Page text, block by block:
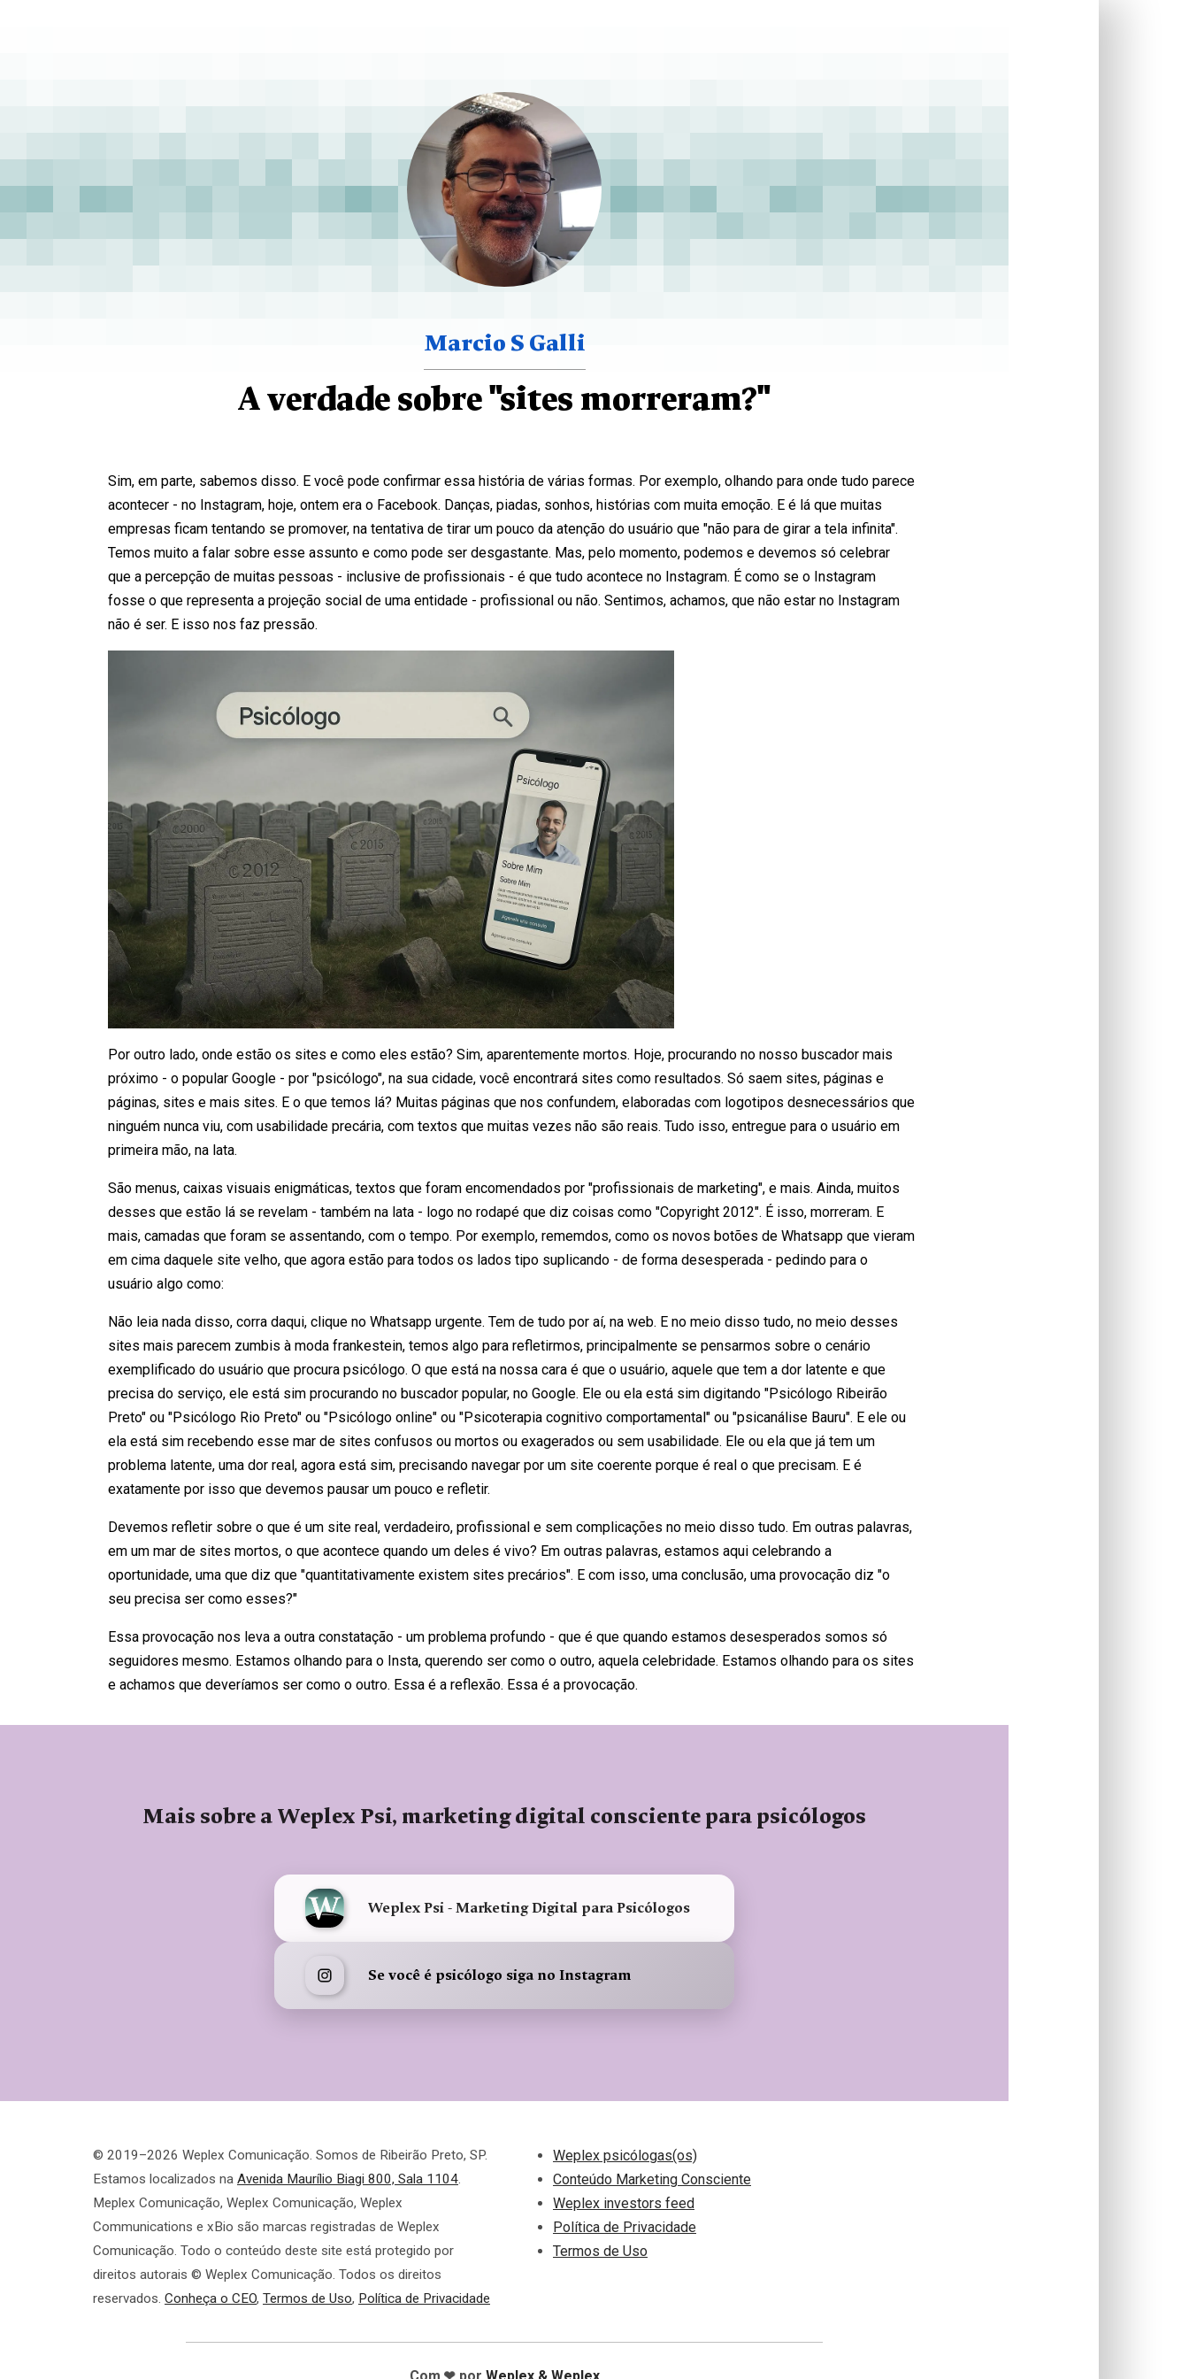
Marcio S Galli
A verdade sobre "sites morreram?"
Sim, em parte, sabemos disso. E você pode confirmar essa história de várias formas. Por exemplo, olhando para onde tudo parece
acontecer - no Instagram, hoje, ontem era o Facebook. Danças, piadas, sonhos, histórias com muita emoção. E é lá que muitas
empresas ficam tentando se promover, na tentativa de tirar um pouco da atenção do usuário que "não para de girar a tela infinita".
Temos muito a falar sobre esse assunto e como pode ser desgastante. Mas, pelo momento, podemos e devemos só celebrar
que a percepção de muitas pessoas - inclusive de profissionais - é que tudo acontece no Instagram. É como se o Instagram
fosse o que representa a projeção social de uma entidade - profissional ou não. Sentimos, achamos, que não estar no Instagram
não é ser. E isso nos faz pressão.
Por outro lado, onde estão os sites e como eles estão? Sim, aparentemente mortos. Hoje, procurando no nosso buscador mais
próximo - o popular Google - por "psicólogo", na sua cidade, você encontrará sites como resultados. Só saem sites, páginas e
páginas, sites e mais sites. E o que temos lá? Muitas páginas que nos confundem, elaboradas com logotipos desnecessários que
ninguém nunca viu, com usabilidade precária, com textos que muitas vezes não são reais. Tudo isso, entregue para o usuário em
primeira mão, na lata.
São menus, caixas visuais enigmáticas, textos que foram encomendados por "profissionais de marketing", e mais. Ainda, muitos
desses que estão lá se revelam - também na lata - logo no rodapé que diz coisas como "Copyright 2012". É isso, morreram. E
mais, camadas que foram se assentando, com o tempo. Por exemplo, rememdos, como os novos botões de Whatsapp que vieram
em cima daquele site velho, que agora estão para todos os lados tipo suplicando - de forma desesperada - pedindo para o
usuário algo como:
Não leia nada disso, corra daqui, clique no Whatsapp urgente. Tem de tudo por aí, na web. E no meio disso tudo, no meio desses
sites mais parecem zumbis à moda frankestein, temos algo para refletirmos, principalmente se pensarmos sobre o cenário
exemplificado do usuário que procura psicólogo. O que está na nossa cara é que o usuário, aquele que tem a dor latente e que
precisa do serviço, ele está sim procurando no buscador popular, no Google. Ele ou ela está sim digitando "Psicólogo Ribeirão
Preto" ou "Psicólogo Rio Preto" ou "Psicólogo online" ou "Psicoterapia cognitivo comportamental" ou "psicanálise Bauru". E ele ou
ela está sim recebendo esse mar de sites confusos ou mortos ou exagerados ou sem usabilidade. Ele ou ela que já tem um
problema latente, uma dor real, agora está sim, precisando navegar por um site coerente porque é real o que precisam. E é
exatamente por isso que devemos pausar um pouco e refletir.
Devemos refletir sobre o que é um site real, verdadeiro, profissional e sem complicações no meio disso tudo. Em outras palavras,
em um mar de sites mortos, o que acontece quando um deles é vivo? Em outras palavras, estamos aqui celebrando a
oportunidade, uma que diz que "quantitativamente existem sites precários". E com isso, uma conclusão, uma provocação diz "o
seu precisa ser como esses?"
Essa provocação nos leva a outra constatação - um problema profundo - que é que quando estamos desesperados somos só
seguidores mesmo. Estamos olhando para o Insta, querendo ser como o outro, aquela celebridade. Estamos olhando para os sites
e achamos que deveríamos ser como o outro. Essa é a reflexão. Essa é a provocação.
Mais sobre a Weplex Psi, marketing digital consciente para psicólogos
Weplex Psi - Marketing Digital para Psicólogos
Se você é psicólogo siga no Instagram
© 2019–2026 Weplex Comunicação. Somos de Ribeirão Preto, SP.
Estamos localizados na Avenida Maurílio Biagi 800, Sala 1104.
Meplex Comunicação, Weplex Comunicação, Weplex
Communications e xBio são marcas registradas de Weplex
Comunicação. Todo o conteúdo deste site está protegido por
direitos autorais © Weplex Comunicação. Todos os direitos
reservados. Conheça o CEO, Termos de Uso, Política de Privacidade
Weplex psicólogas(os)
Conteúdo Marketing Consciente
Weplex investors feed
Política de Privacidade
Termos de Uso